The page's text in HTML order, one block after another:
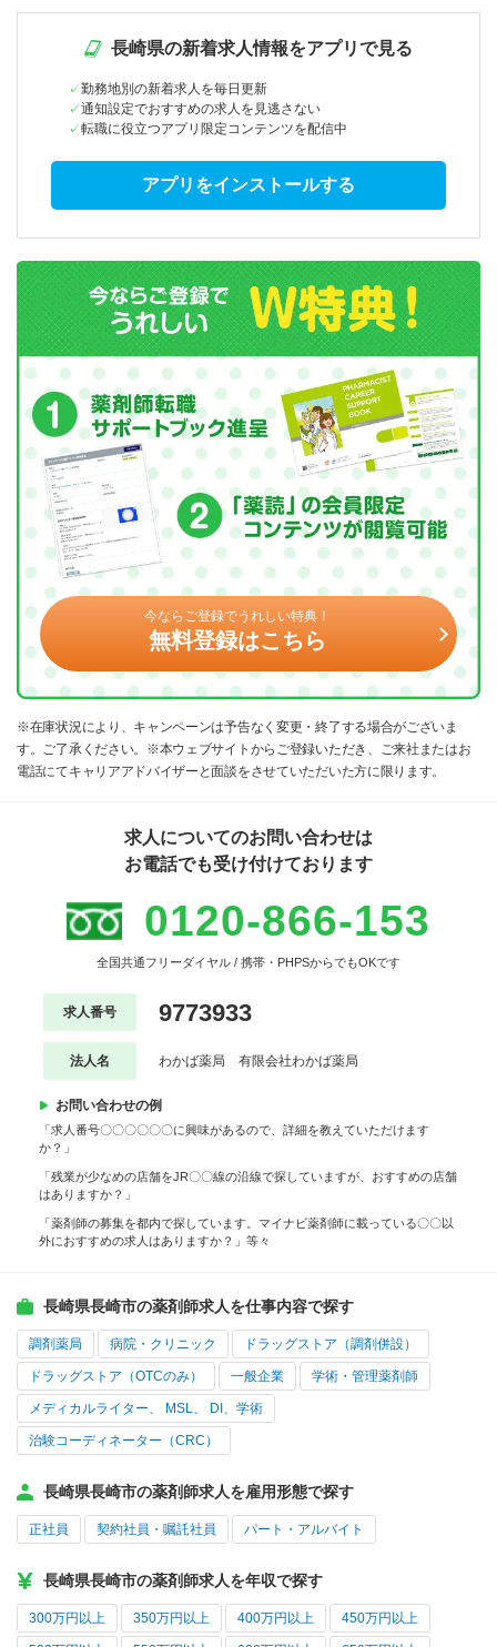
長崎県の新着求人情報をアプリで見る
勤務地別の新着求人を毎日更新
通知設定でおすすめの求人を見逃さない
転職に役立つアプリ限定コンテンツを配信中
アプリをインストールする
今ならご登録でうれしい特典！
無料登録はこちら
※在庫状況により、キャンペーンは予告なく変更・終了する場合がございま
す。ご了承ください。※本ウェブサイトからご登録いただき、ご来社またはお
電話にてキャリアアドバイザーと面談をさせていただいた方に限ります。
求人についてのお問い合わせは
お電話でも受け付けております
0120-866-153
全国共通フリーダイヤル / 携帯・PHPSからでもOKです
求人番号 9773933
法人名 わかば薬局 有限会社わかば薬局
お問い合わせの例
「求人番号〇〇〇〇〇〇に興味があるので、詳細を教えていただけます
か？」
「残業が少なめの店舗をJR〇〇線の沿線で探していますが、おすすめの店舗
はありますか？」
「薬剤師の募集を都内で探しています。マイナビ薬剤師に載っている〇〇以
外におすすめの求人はありますか？」等々
長崎県長崎市の薬剤師求人を仕事内容で探す
調剤薬局 病院・クリニック ドラッグストア（調剤併設）
ドラッグストア（OTCのみ） 一般企業 学術・管理薬剤師
メディカルライター、 MSL、 DI、学術
治験コーディネーター（CRC）
長崎県長崎市の薬剤師求人を雇用形態で探す
正社員 契約社員・嘱託社員 パート・アルバイト
長崎県長崎市の薬剤師求人を年収で探す
300万円以上 350万円以上 400万円以上 450万円以上